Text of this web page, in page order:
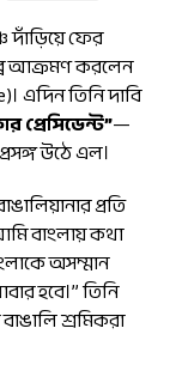
দাঁড়িয়ে ফের
আক্রমণ করলেন
এদিন তিনি দাবি
—
উঠে এল।
প্রতি
বাংলায় কথা
অসম্মান
হবে।” তিনি
শ্রমিকরা